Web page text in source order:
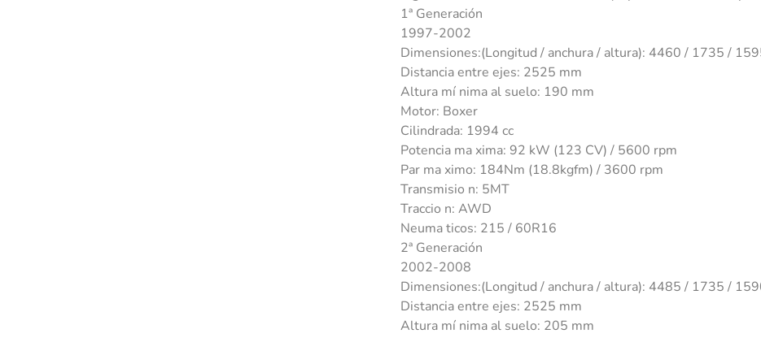
1ª Generación
1997-2002
Dimensiones:(Longitud / anchura / altura): 4460 / 1735 /
Distancia entre ejes: 2525 mm
Altura mí nima al suelo: 190 mm
Motor: Boxer
Cilindrada: 1994 cc
Potencia ma xima: 92 kW (123 CV) / 5600 rpm
Par ma ximo: 184Nm (18.8kgfm) / 3600 rpm
Transmisio n: 5MT
Traccio n: AWD
Neuma ticos: 215 / 60R16
2ª Generación
2002-2008
Dimensiones:(Longitud / anchura / altura): 4485 / 1735 /
Distancia entre ejes: 2525 mm
Altura mí nima al suelo: 205 mm